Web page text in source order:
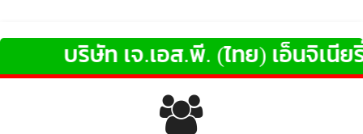
บริษัท เจ.เอส.พี. (ไทย) เอ็นจิเนียริ่งจ